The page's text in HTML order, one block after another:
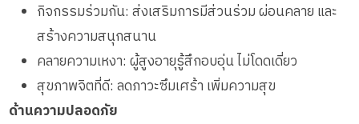
กิจกรรมร่วมกัน: ส่งเสริมการมีส่วนร่วม ผ่อนคลาย และ
สร้างความสนุกสนาน
คลายความเหงา: ผู้สูงอายุรู้สึกอบอุ่น ไม่โดดเดี่ยว
สุขภาพจิตที่ดี: ลดภาวะซึมเศร้า เพิ่มความสุข
ด้านความปลอดภัย